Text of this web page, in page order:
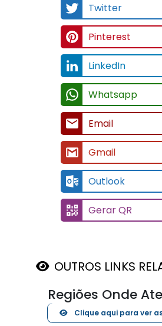
Twitter
Pinterest
LinkedIn
Whatsapp
Email
Gmail
Outlook
Gerar QR
OUTROS LINKS
Regiões Onde
Clique aqui para ver